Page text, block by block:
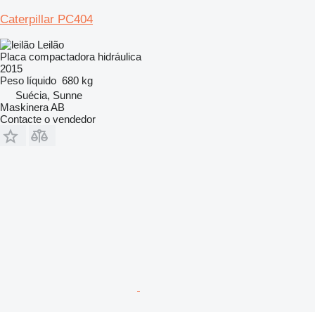
Caterpillar PC404
Leilão
Placa compactadora hidráulica
2015
Peso líquido 680 kg
Suécia, Sunne
Maskinera AB
Contacte o vendedor